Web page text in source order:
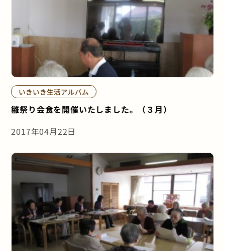
いきいき生活アルバム
雛祭り会食を開催いたしました。（３月）
2017年04月22日